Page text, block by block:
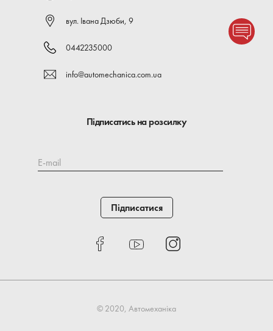
вул. Івана Дзюби, 9
0442235000
info@automechanica.com.ua
Підписатись на розсилку
E-mail
Підписатися
© 2020, Автомеханіка